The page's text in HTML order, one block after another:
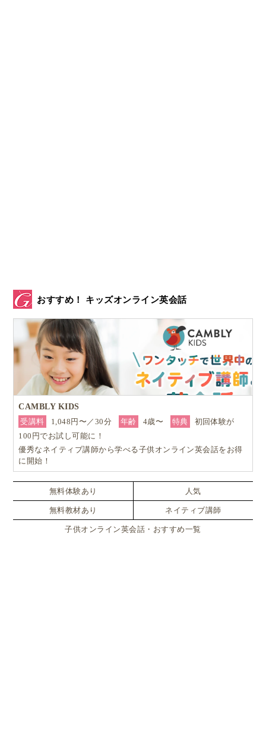
まず、赤ちゃんからでも取り入れやすいものとして
語の音楽ストリーミングアルバムやCD
英語耳を鍛える第一歩として音楽はとても有効です。
▲英語の音楽ストリーミングアルバムやCDは赤ちゃん・幼児にも
ピッタリ！ かけ流しを楽しんでみましょう。
おすすめ！ キッズオンライン英会話
CAMBLY KIDS
受講料
1,048円〜／30分 年齢 4歳〜 特典
初回体験が
100円でお試し可能に！
優秀なネイティブ講師から学べる子供オンライン英会話をお得
に開始！
無料体験あり 人気
無料教材あり ネイティブ講師
子供オンライン英会話・おすすめ一覧